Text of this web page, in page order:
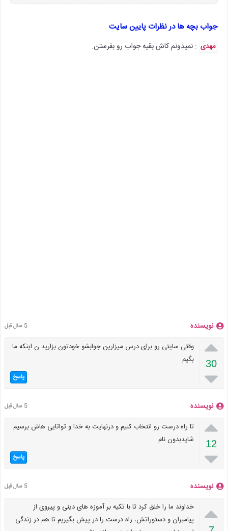
جواب بچه ها در نظرات پایین سایت
مهدی : نمیدونم کاش بقیه جواب رو بفرستن.
نویسنده 5 سال قبل

30

وقتی سایتی رو برای درس میزارین جوابشو خودتون بزارید ن اینکه ما
بگیم
پاسخ
نویسنده 5 سال قبل

12

تا راه درست رو انتخاب کنیم و درنهایت به خدا و تواتایی هاش برسیم
شایدبدون نام
پاسخ
نویسنده 5 سال قبل

خداوند ما را خلق کرد تا با تکیه بر آموزه های دینی و پیروی از
پیامبران و دستوراتش، راه درست را در پیش بگیریم تا هم در زندگی